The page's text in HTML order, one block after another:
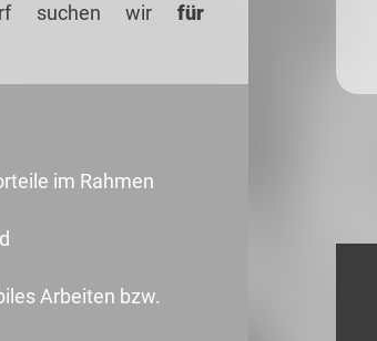
suchen wir für
im Rahmen
Arbeiten bzw.